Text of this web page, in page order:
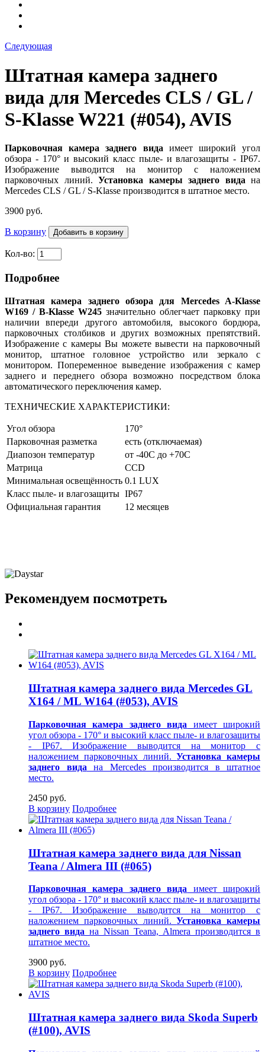
Следующая
Штатная камера заднего
вида для Mercedes CLS / GL /
S-Klasse W221 (#054), AVIS
Парковочная камера заднего вида имеет широкий угол
обзора - 170° и высокий класс пыле- и влагозащиты - IP67.
Изображение выводится на монитор с наложением
парковочных линий. Установка камеры заднего вида на
Mercedes CLS / GL / S-Klasse производится в штатное место.
3900 руб.
В корзину
Кол-во:
Подробнее
Штатная камера заднего обзора для Mercedes A-Klasse
W169 / B-Klasse W245 значительно облегчает парковку при
наличии впереди другого автомобиля, высокого бордюра,
парковочных столбиков и других возможных препятствий.
Изображение с камеры Вы можете вывести на парковочный
монитор, штатное головное устройство или зеркало с
монитором. Попеременное выведение изображения с камер
заднего и переднего обзора возможно посредством блока
автоматического переключения камер.
ТЕХНИЧЕСКИЕ ХАРАКТЕРИСТИКИ:
Угол обзора
170°
Парковочная разметка
есть (отключаемая)
Диапозон температур
от -40C до +70C
Матрица
CCD
Минимальная освещённость 0.1 LUX
Класс пыле- и влагозащиты IP67
Официальная гарантия
12 месяцев
Рекомендуем посмотреть
Штатная камера заднего вида Mercedes GL
X164 / ML W164 (#053), AVIS
Парковочная камера заднего вида имеет широкий
угол обзора - 170° и высокий класс пыле- и влагозащиты
- IP67. Изображение выводится на монитор с
наложением парковочных линий.Установка камеры
заднего вида на Mercedes производится в штатное
место.
2450 руб.
В корзину Подробнее
Штатная камера заднего вида для Nissan
Teana / Almera III (#065)
Парковочная камера заднего вида имеет широкий
угол обзора - 170° и высокий класс пыле- и влагозащиты
- IP67. Изображение выводится на монитор с
наложением парковочных линий.Установка камеры
заднего вида на Nissan Teana, Almera производится в
штатное место.
3900 руб.
В корзину Подробнее
Штатная камера заднего вида Skoda Superb
(#100), AVIS